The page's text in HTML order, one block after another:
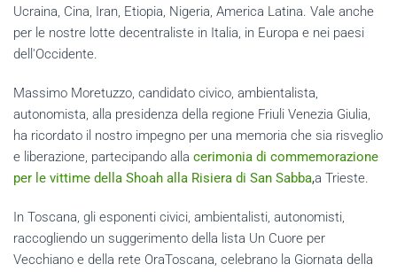
Ucraina, Cina, Iran, Etiopia, Nigeria, America Latina. Vale anche
per le nostre lotte decentraliste in Italia, in Europa e nei paesi
dell'Occidente.
Massimo Moretuzzo, candidato civico, ambientalista,
autonomista, alla presidenza della regione Friuli Venezia Giulia,
ha ricordato il nostro impegno per una memoria che sia risveglio
e liberazione, partecipando alla cerimonia di commemorazione
per le vittime della Shoah alla Risiera di San Sabba,a Trieste.
In Toscana, gli esponenti civici, ambientalisti, autonomisti,
raccogliendo un suggerimento della lista Un Cuore per
Vecchiano e della rete OraToscana, celebrano la Giornata della